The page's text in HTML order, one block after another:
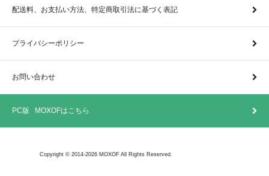
配送料、お支払い方法、特定商取引法に基づく表記
プライバシーポリシー
お問い合わせ
PC版 MOXOFはこちら
Copyright © 2014-2026 MOXOF All Rights Reserved.